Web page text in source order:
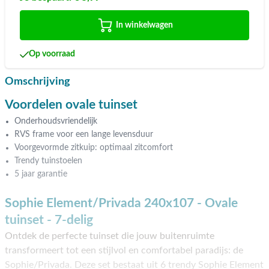
In winkelwagen
Op voorraad
Omschrijving
Voordelen ovale tuinset
Onderhoudsvriendelijk
RVS frame voor een lange levensduur
Voorgevormde zitkuip: optimaal zitcomfort
Trendy tuinstoelen
5 jaar garantie
Sophie Element/Privada 240x107 - Ovale
tuinset - 7-delig
Ontdek de perfecte tuinset die jouw buitenruimte
transformeert tot een stijlvol en comfortabel paradijs: de
Sophie/Privada. Deze set bestaat uit 6 trendy Sophie Element